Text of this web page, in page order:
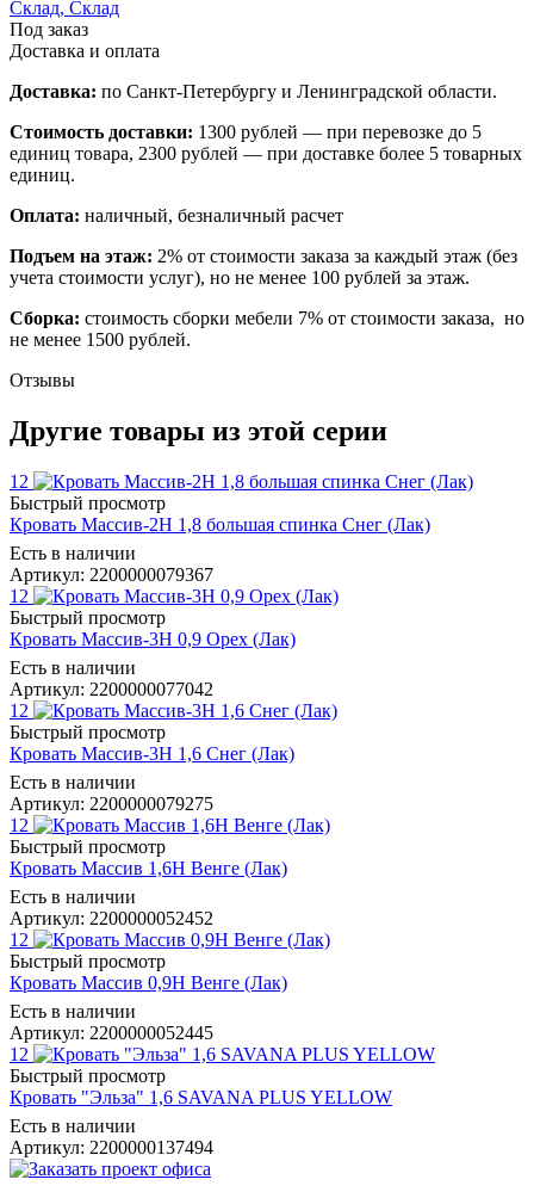
Склад, Склад
Под заказ
Доставка и оплата
Доставка: по Санкт-Петербургу и Ленинградской области.
Стоимость доставки: 1300 рублей — при перевозке до 5
единиц товара, 2300 рублей — при доставке более 5 товарных
единиц.
Оплата: наличный, безналичный расчет
Подъем на этаж: 2% от стоимости заказа за каждый этаж (без
учета стоимости услуг), но не менее 100 рублей за этаж.
Сборка: стоимость сборки мебели 7% от стоимости заказа, но
не менее 1500 рублей.
Отзывы
Другие товары из этой серии
12
Быстрый просмотр
Кровать Массив-2Н 1,8 большая спинка Снег (Лак)
Есть в наличии
Артикул: 2200000079367
12
Быстрый просмотр
Кровать Массив-3Н 0,9 Орех (Лак)
Есть в наличии
Артикул: 2200000077042
12
Быстрый просмотр
Кровать Массив-3Н 1,6 Снег (Лак)
Есть в наличии
Артикул: 2200000079275
12
Быстрый просмотр
Кровать Массив 1,6Н Венге (Лак)
Есть в наличии
Артикул: 2200000052452
12
Быстрый просмотр
Кровать Массив 0,9Н Венге (Лак)
Есть в наличии
Артикул: 2200000052445
12
Быстрый просмотр
Кровать "Эльза" 1,6 SAVANA PLUS YELLOW
Есть в наличии
Артикул: 2200000137494